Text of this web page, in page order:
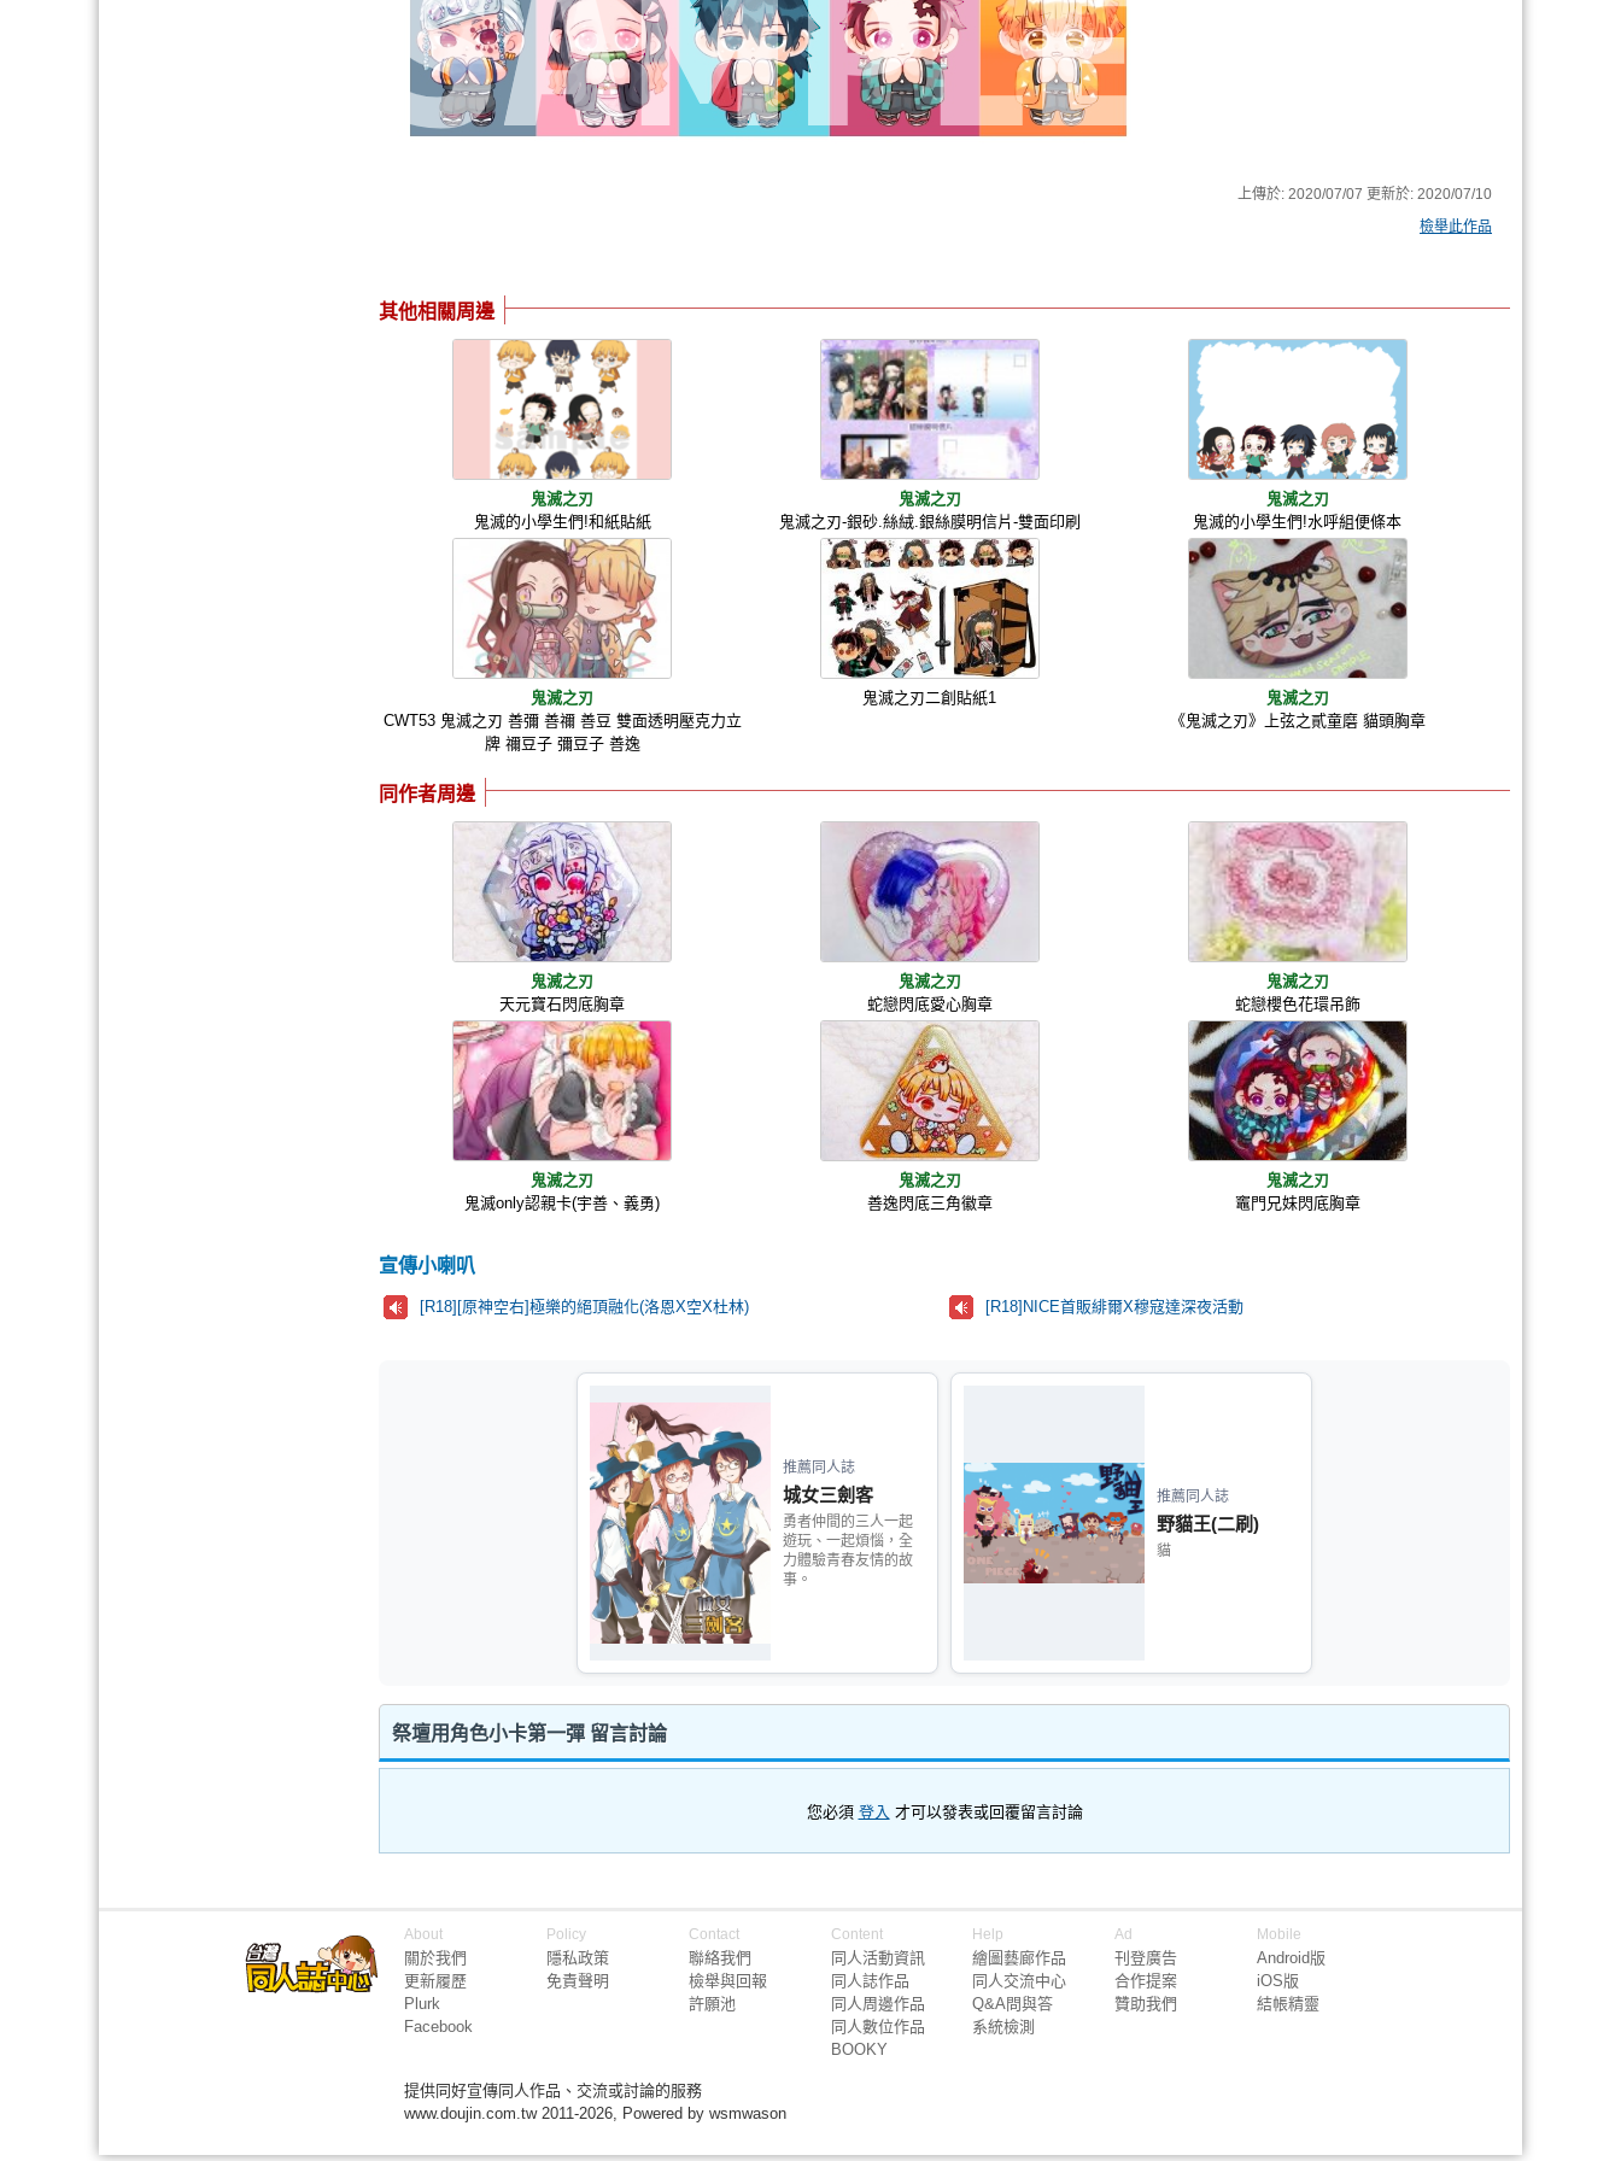
上傳於: 2020/07/07 更新於: 2020/07/10
檢舉此作品
其他相關周邊
鬼滅之刃
鬼滅的小學生們!和紙貼紙
鬼滅之刃
鬼滅之刃-銀砂.絲絨.銀絲膜明信片-雙面印刷
鬼滅之刃
鬼滅的小學生們!水呼組便條本
鬼滅之刃
CWT53 鬼滅之刃 善彌 善禰 善豆 雙面透明壓克力立
牌 禰豆子 彌豆子 善逸
鬼滅之刃二創貼紙1
鬼滅之刃
《鬼滅之刃》上弦之貳童磨 貓頭胸章
同作者周邊
鬼滅之刃
天元寶石閃底胸章
鬼滅之刃
蛇戀閃底愛心胸章
鬼滅之刃
蛇戀櫻色花環吊飾
鬼滅之刃
鬼滅only認親卡(宇善、義勇)
鬼滅之刃
善逸閃底三角徽章
鬼滅之刃
竈門兄妹閃底胸章
宣傳小喇叭
[R18][原神空右]極樂的絕頂融化(洛恩X空X杜林) [R18]NICE首販緋爾X穆寇達深夜活動
推薦同人誌
城女三劍客
勇者仲間的三人一起
遊玩、一起煩惱，全
力體驗青春友情的故
事。
推薦同人誌
野貓王(二刷)
貓
祭壇用角色小卡第一彈 留言討論
您必須 登入 才可以發表或回覆留言討論
About
關於我們
更新履歷
Plurk
Facebook
Policy
隱私政策
免責聲明
Contact
聯絡我們
檢舉與回報
許願池
Content
同人活動資訊
同人誌作品
同人周邊作品
同人數位作品
BOOKY
Help
繪圖藝廊作品
同人交流中心
Q&A問與答
系統檢測
Ad
刊登廣告
合作提案
贊助我們
Mobile
Android版
iOS版
結帳精靈
提供同好宣傳同人作品、交流或討論的服務
www.doujin.com.tw 2011-2026, Powered by wsmwason